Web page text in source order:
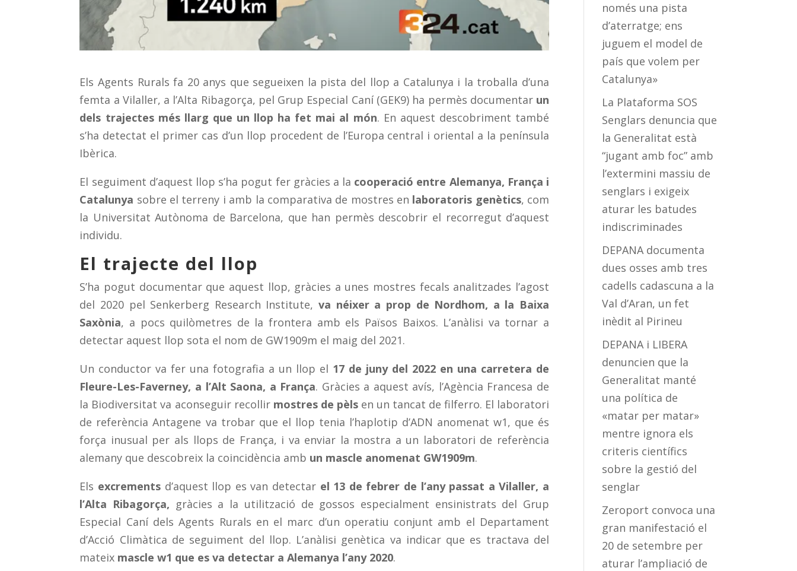
Els Agents Rurals fa 20 anys que segueixen la pista del llop a Catalunya i la troballa d’una
femta a Vilaller, a l’Alta Ribagorça, pel Grup Especial Caní (GEK9) ha permès documentar un
dels trajectes més llarg que un llop ha fet mai al món. En aquest descobriment també
s’ha detectat el primer cas d’un llop procedent de l’Europa central i oriental a la península
Ibèrica.
El seguiment d’aquest llop s’ha pogut fer gràcies a la cooperació entre Alemanya, França i
Catalunya sobre el terreny i amb la comparativa de mostres en laboratoris genètics, com
la Universitat Autònoma de Barcelona, que han permès descobrir el recorregut d’aquest
individu.
El trajecte del llop
S’ha pogut documentar que aquest llop, gràcies a unes mostres fecals analitzades l’agost
del 2020 pel Senkerberg Research Institute,va néixer a prop de Nordhom, a la Baixa
Saxònia, a pocs quilòmetres de la frontera amb els Països Baixos. L’anàlisi va tornar a
detectar aquest llop sota el nom de GW1909m el maig del 2021.
Un conductor va fer una fotografia a un llop el 17 de juny del 2022 en una carretera de
Fleure-Les-Faverney, a l’Alt Saona, a França. Gràcies a aquest avís, l’Agència Francesa de
la Biodiversitat va aconseguir recollirmostres de pèlsen un tancat de filferro. El laboratori
de referència Antagene va trobar que el llop tenia l’haplotip d’ADN anomenat w1, que és
força inusual per als llops de França, i va enviar la mostra a un laboratori de referència
alemany que descobreix la coincidència amb un mascle anomenat GW1909m.
Els excrements d’aquest llop es van detectar el 13 de febrer de l’any passat a Vilaller, a
l’Alta Ribagorça, gràcies a la utilització de gossos especialment ensinistrats del Grup
Especial Caní dels Agents Rurals en el marc d’un operatiu conjunt amb el Departament
d’Acció Climàtica de seguiment del llop. L’anàlisi genètica va indicar que es tractava del
mateix mascle w1 que es va detectar a Alemanya l’any 2020.
només una pista
d’aterratge; ens
juguem el model de
país que volem per
Catalunya»
La Plataforma SOS
Senglars denuncia que
la Generalitat està
“jugant amb foc” amb
l’extermini massiu de
senglars i exigeix
aturar les batudes
indiscriminades
DEPANA documenta
dues osses amb tres
cadells cadascuna a la
Val d’Aran, un fet
inèdit al Pirineu
DEPANA i LIBERA
denuncien que la
Generalitat manté
una política de
«matar per matar»
mentre ignora els
criteris científics
sobre la gestió del
senglar
Zeroport convoca una
gran manifestació el
20 de setembre per
aturar l’ampliació de